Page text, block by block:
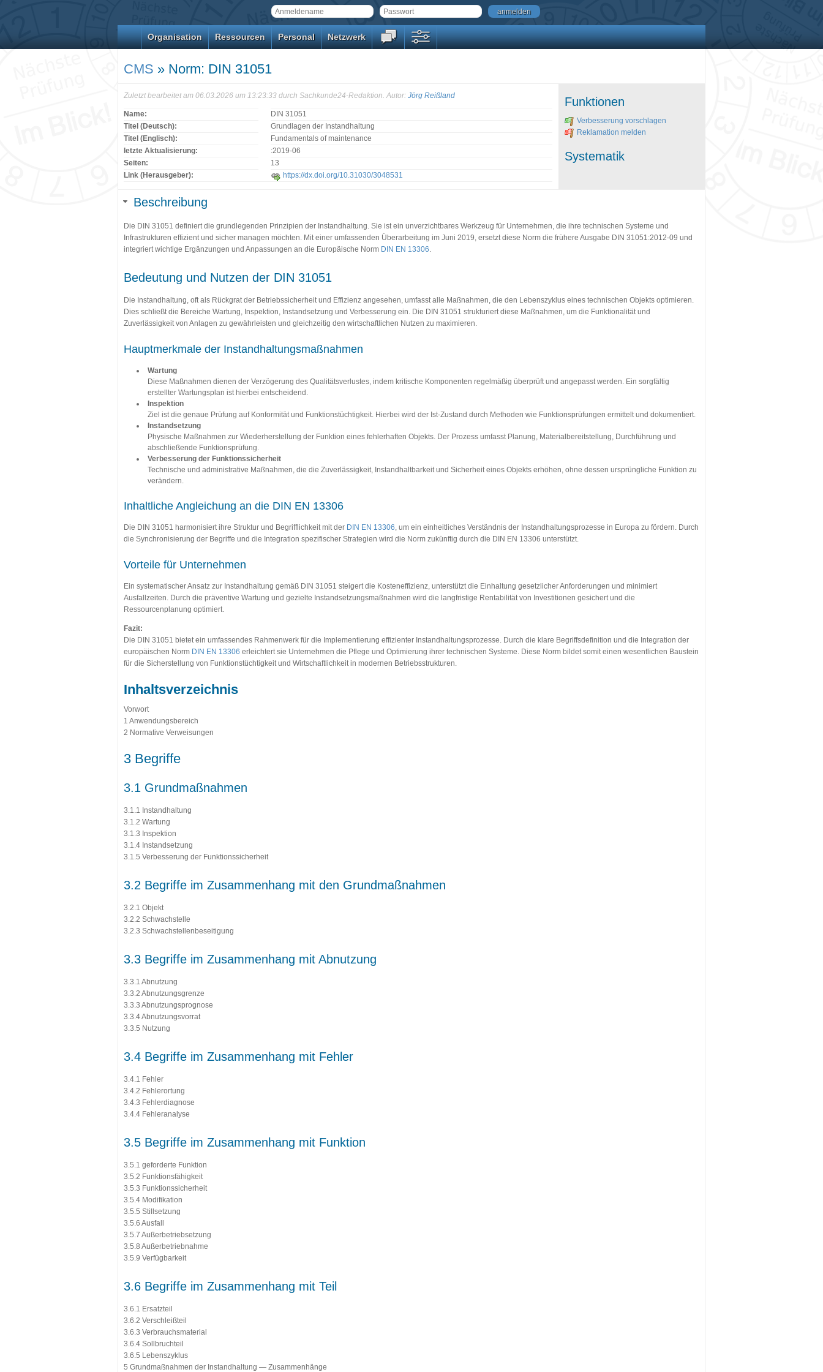
anmelden
Organisation Ressourcen Personal Netzwerk
CMS » Norm: DIN 31051
Zuletzt bearbeitet am 06.03.2026 um 13:23:33 durch Sachkunde24-Redaktion. Autor: Jörg Reißland
Name:
DIN 31051
Titel (Deutsch):
Grundlagen der Instandhaltung
Titel (Englisch):
Fundamentals of maintenance
letzte Aktualisierung:
:2019-06
Seiten:
13
Link (Herausgeber):
https://dx.doi.org/10.31030/3048531
Funktionen
Verbesserung vorschlagen
Reklamation melden
Systematik
Beschreibung
Die DIN 31051 definiert die grundlegenden Prinzipien der Instandhaltung. Sie ist ein unverzichtbares Werkzeug für Unternehmen, die ihre technischen Systeme und
Infrastrukturen effizient und sicher managen möchten. Mit einer umfassenden Überarbeitung im Juni 2019, ersetzt diese Norm die frühere Ausgabe DIN 31051:2012-09 und
integriert wichtige Ergänzungen und Anpassungen an die Europäische Norm DIN EN 13306.
Bedeutung und Nutzen der DIN 31051
Die Instandhaltung, oft als Rückgrat der Betriebssicherheit und Effizienz angesehen, umfasst alle Maßnahmen, die den Lebenszyklus eines technischen Objekts optimieren.
Dies schließt die Bereiche Wartung, Inspektion, Instandsetzung und Verbesserung ein. Die DIN 31051 strukturiert diese Maßnahmen, um die Funktionalität und
Zuverlässigkeit von Anlagen zu gewährleisten und gleichzeitig den wirtschaftlichen Nutzen zu maximieren.
Hauptmerkmale der Instandhaltungsmaßnahmen
Wartung
Diese Maßnahmen dienen der Verzögerung des Qualitätsverlustes, indem kritische Komponenten regelmäßig überprüft und angepasst werden. Ein sorgfältig
erstellter Wartungsplan ist hierbei entscheidend.
Inspektion
Ziel ist die genaue Prüfung auf Konformität und Funktionstüchtigkeit. Hierbei wird der Ist-Zustand durch Methoden wie Funktionsprüfungen ermittelt und dokumentiert.
Instandsetzung
Physische Maßnahmen zur Wiederherstellung der Funktion eines fehlerhaften Objekts. Der Prozess umfasst Planung, Materialbereitstellung, Durchführung und
abschließende Funktionsprüfung.
Verbesserung der Funktionssicherheit
Technische und administrative Maßnahmen, die die Zuverlässigkeit, Instandhaltbarkeit und Sicherheit eines Objekts erhöhen, ohne dessen ursprüngliche Funktion zu
verändern.
Inhaltliche Angleichung an die DIN EN 13306
Die DIN 31051 harmonisiert ihre Struktur und Begrifflichkeit mit der DIN EN 13306, um ein einheitliches Verständnis der Instandhaltungsprozesse in Europa zu fördern. Durch
die Synchronisierung der Begriffe und die Integration spezifischer Strategien wird die Norm zukünftig durch die DIN EN 13306 unterstützt.
Vorteile für Unternehmen
Ein systematischer Ansatz zur Instandhaltung gemäß DIN 31051 steigert die Kosteneffizienz, unterstützt die Einhaltung gesetzlicher Anforderungen und minimiert
Ausfallzeiten. Durch die präventive Wartung und gezielte Instandsetzungsmaßnahmen wird die langfristige Rentabilität von Investitionen gesichert und die
Ressourcenplanung optimiert.
Fazit:
Die DIN 31051 bietet ein umfassendes Rahmenwerk für die Implementierung effizienter Instandhaltungsprozesse. Durch die klare Begriffsdefinition und die Integration der
europäischen Norm DIN EN 13306 erleichtert sie Unternehmen die Pflege und Optimierung ihrer technischen Systeme. Diese Norm bildet somit einen wesentlichen Baustein
für die Sicherstellung von Funktionstüchtigkeit und Wirtschaftlichkeit in modernen Betriebsstrukturen.
Inhaltsverzeichnis
Vorwort
1 Anwendungsbereich
2 Normative Verweisungen
3 Begriffe
3.1 Grundmaßnahmen
3.1.1 Instandhaltung
3.1.2 Wartung
3.1.3 Inspektion
3.1.4 Instandsetzung
3.1.5 Verbesserung der Funktionssicherheit
3.2 Begriffe im Zusammenhang mit den Grundmaßnahmen
3.2.1 Objekt
3.2.2 Schwachstelle
3.2.3 Schwachstellenbeseitigung
3.3 Begriffe im Zusammenhang mit Abnutzung
3.3.1 Abnutzung
3.3.2 Abnutzungsgrenze
3.3.3 Abnutzungsprognose
3.3.4 Abnutzungsvorrat
3.3.5 Nutzung
3.4 Begriffe im Zusammenhang mit Fehler
3.4.1 Fehler
3.4.2 Fehlerortung
3.4.3 Fehlerdiagnose
3.4.4 Fehleranalyse
3.5 Begriffe im Zusammenhang mit Funktion
3.5.1 geforderte Funktion
3.5.2 Funktionsfähigkeit
3.5.3 Funktionssicherheit
3.5.4 Modifikation
3.5.5 Stillsetzung
3.5.6 Ausfall
3.5.7 Außerbetriebsetzung
3.5.8 Außerbetriebnahme
3.5.9 Verfügbarkeit
3.6 Begriffe im Zusammenhang mit Teil
3.6.1 Ersatzteil
3.6.2 Verschleißteil
3.6.3 Verbrauchsmaterial
3.6.4 Sollbruchteil
3.6.5 Lebenszyklus
5 Grundmaßnahmen der Instandhaltung — Zusammenhänge